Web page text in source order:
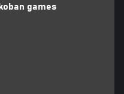
games